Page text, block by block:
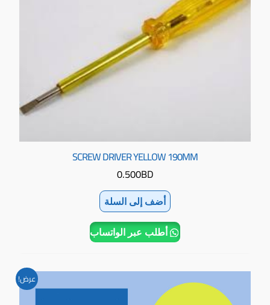
SCREW DRIVER YELLOW 190MM
0.500BD
أضف إلى السلة
أطلب عبر الواتساب
عرض! السعر
الأصلي
السعر
الحالي